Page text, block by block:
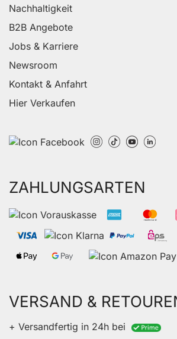
Nachhaltigkeit
B2B Angebote
Jobs & Karriere
Newsroom
Kontakt & Anfahrt
Hier Verkaufen
ZAHLUNGSARTEN
VERSAND &
+ Versandfertig in 24h bei